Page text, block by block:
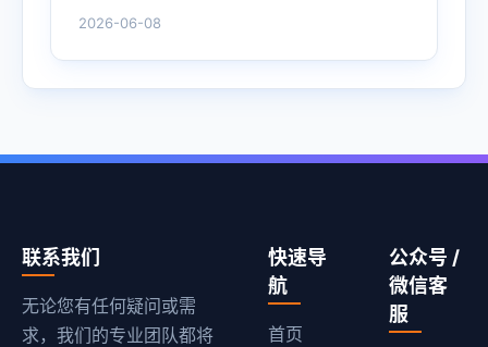
2026-06-08
联系我们
无论您有任何疑问或需
求，我们的专业团队都将
快速导
航
首页
公众号 /
微信客
服